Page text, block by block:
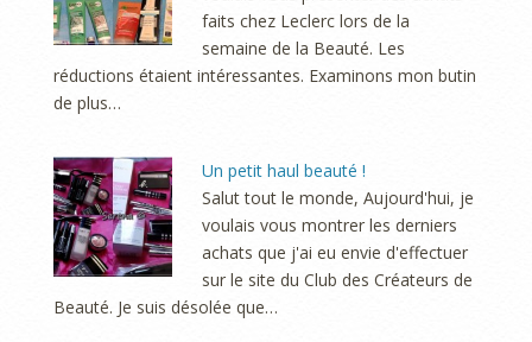
faits chez Leclerc lors de la
semaine de la Beauté. Les
réductions étaient intéressantes. Examinons mon butin
de plus…
Un petit haul beauté !
Salut tout le monde, Aujourd'hui, je
voulais vous montrer les derniers
achats que j'ai eu envie d'effectuer
sur le site du Club des Créateurs de
Beauté. Je suis désolée que…